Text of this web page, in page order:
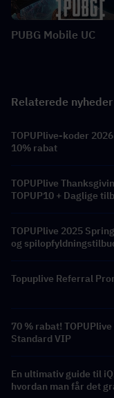
PUBG Mobile UC
Relaterede nyheder
TOPUPlive-koder
10% rabat
TOPUPlive
TOPUP10 + Daglige
TOPUPlive 2025
og
Topuplive Referral
70 % rabat!
Standard VIP
En ultimativ guide til
hvordan man får det